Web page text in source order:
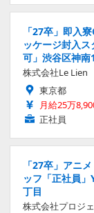
「27卒」即入
ッケージ封入
可」渋谷区神南
株式会社Le Lien
東京都
月給25万
正社員
「27卒」アニ
ッフ「正社員
丁目
株式会社プロジ